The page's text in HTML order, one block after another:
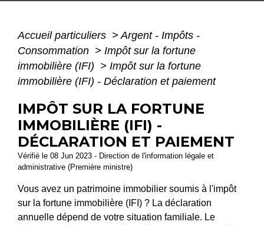
Accueil particuliers > Argent - Impôts -
Consommation > Impôt sur la fortune
immobilière (IFI) > Impôt sur la fortune
immobilière (IFI) - Déclaration et paiement
IMPÔT SUR LA FORTUNE
IMMOBILIÈRE (IFI) -
DÉCLARATION ET PAIEMENT
Vérifié le 08 Jun 2023 - Direction de l'information légale et
administrative (Première ministre)
Vous avez un patrimoine immobilier soumis à l'impôt
sur la fortune immobilière (IFI) ? La déclaration
annuelle dépend de votre situation familiale. Le